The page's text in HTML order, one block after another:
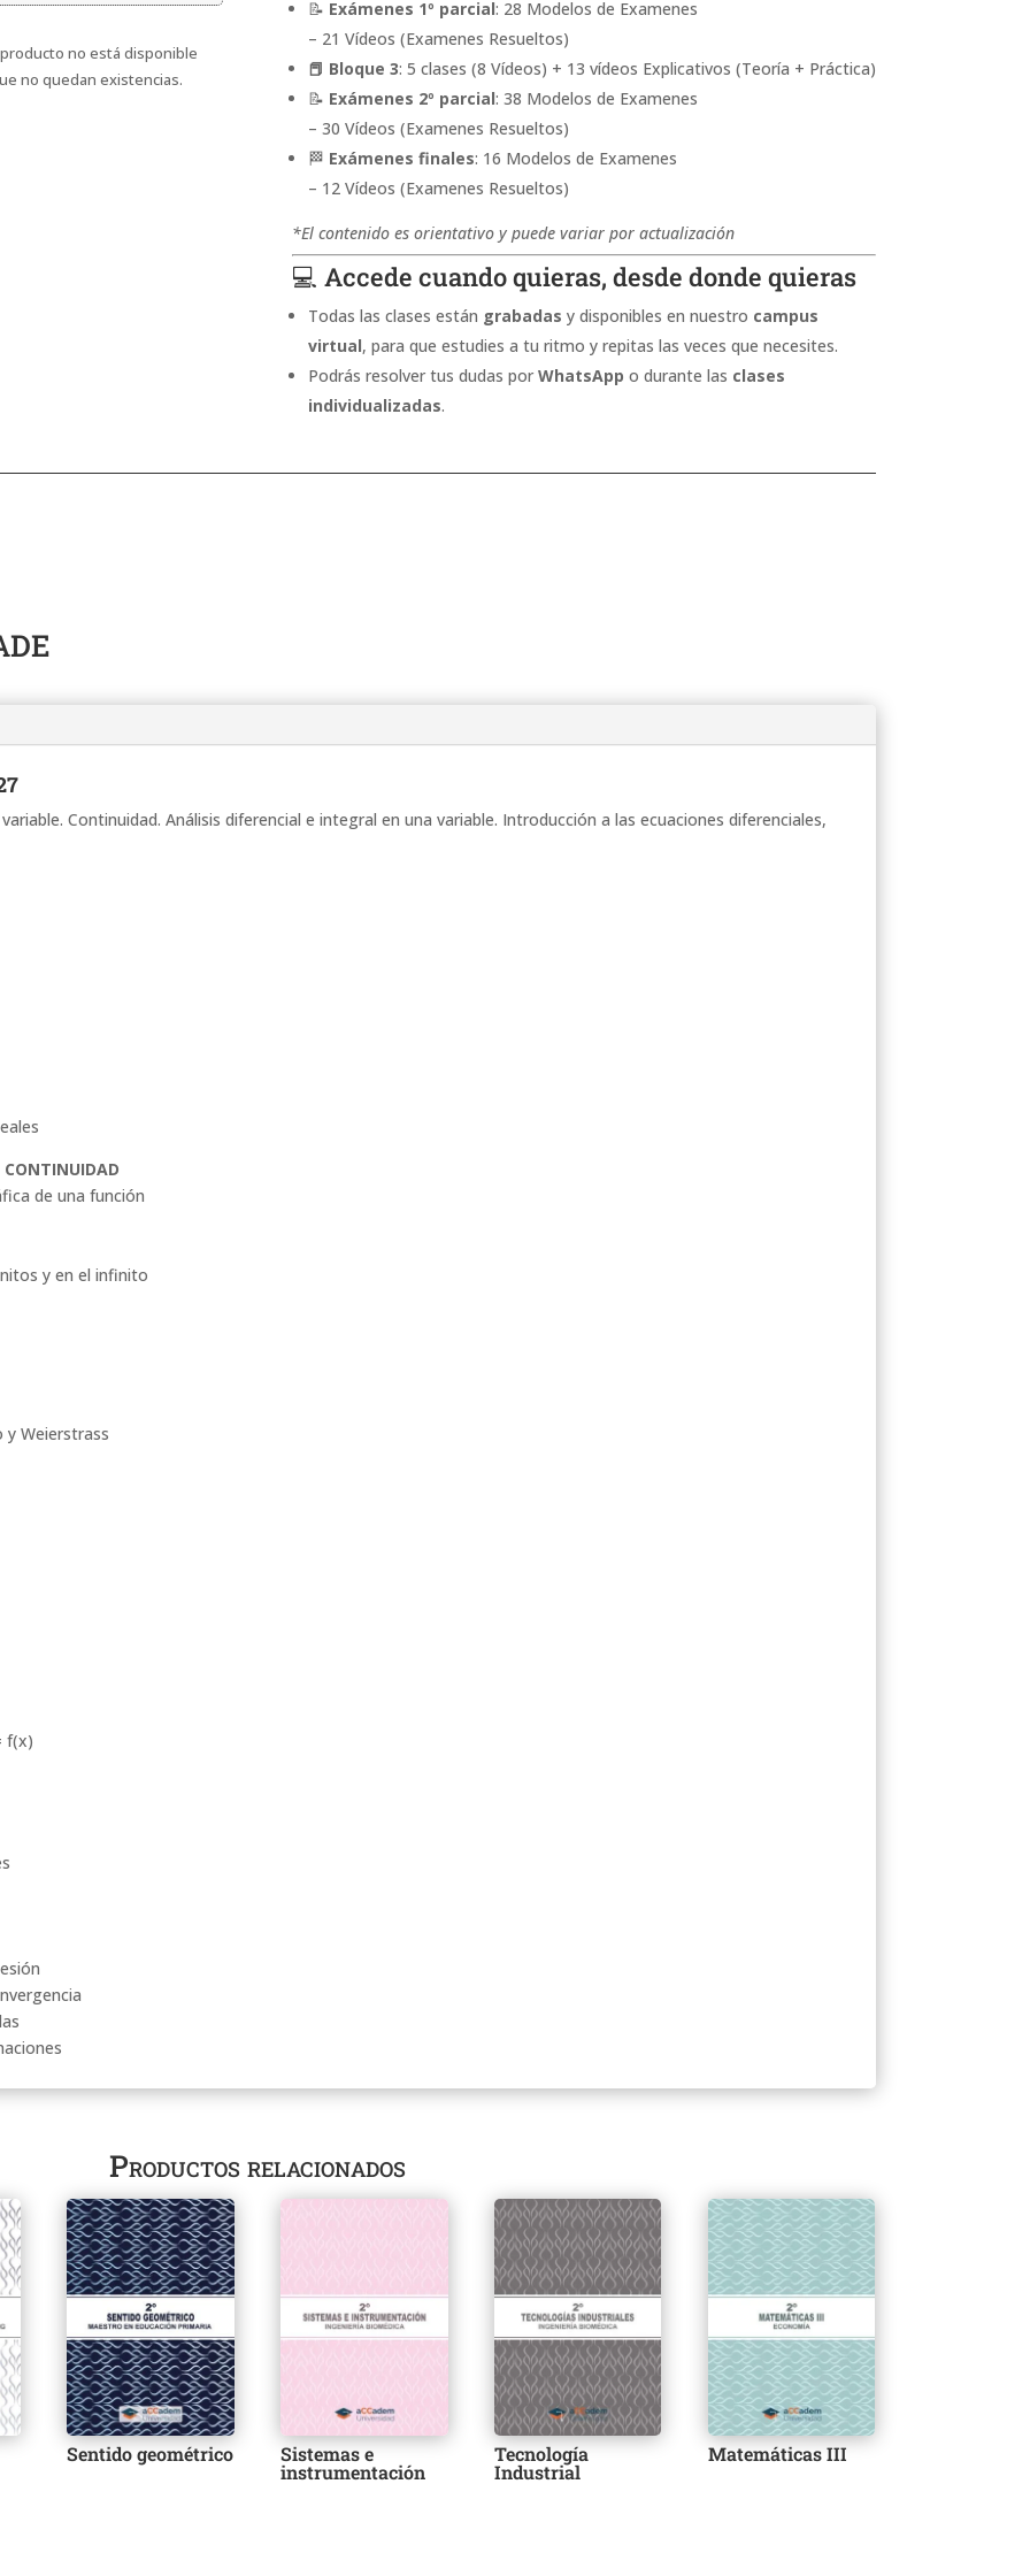
no está disponible
no quedan existencias.
📝 Exámenes 1º parcial: 28 Modelos de Examenes
– 21 Vídeos (Examenes Resueltos)
📕 Bloque 3: 5 clases (8 Vídeos) + 13 vídeos Explicativos (Teoría + Práctica)
📝 Exámenes 2º parcial: 38 Modelos de Examenes
– 30 Vídeos (Examenes Resueltos)
🏁 Exámenes finales: 16 Modelos de Examenes
– 12 Vídeos (Examenes Resueltos)
*El contenido es orientativo y puede variar por actualización
💻 Accede cuando quieras, desde donde quieras
Todas las clases están grabadas y disponibles en nuestro campus
virtual, para que estudies a tu ritmo y repitas las veces que necesites.
Podrás resolver tus dudas por WhatsApp o durante las clases
individualizadas.
Continuidad. Análisis diferencial e integral en una variable. Introducción a las ecuaciones diferenciales,
de una función
y en el infinito
Weierstrass
f(x)
Productos relacionados
Sentido geométrico Sistemas e
instrumentación
Tecnología
Industrial
Matemáticas III